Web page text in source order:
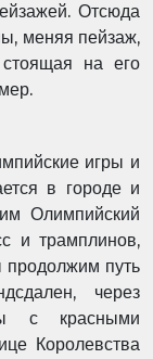
Отсюда
меняя пейзаж,
на его
игры и
в городе и
Олимпийский
и трамплинов,
путь
через
с красными
Королевства